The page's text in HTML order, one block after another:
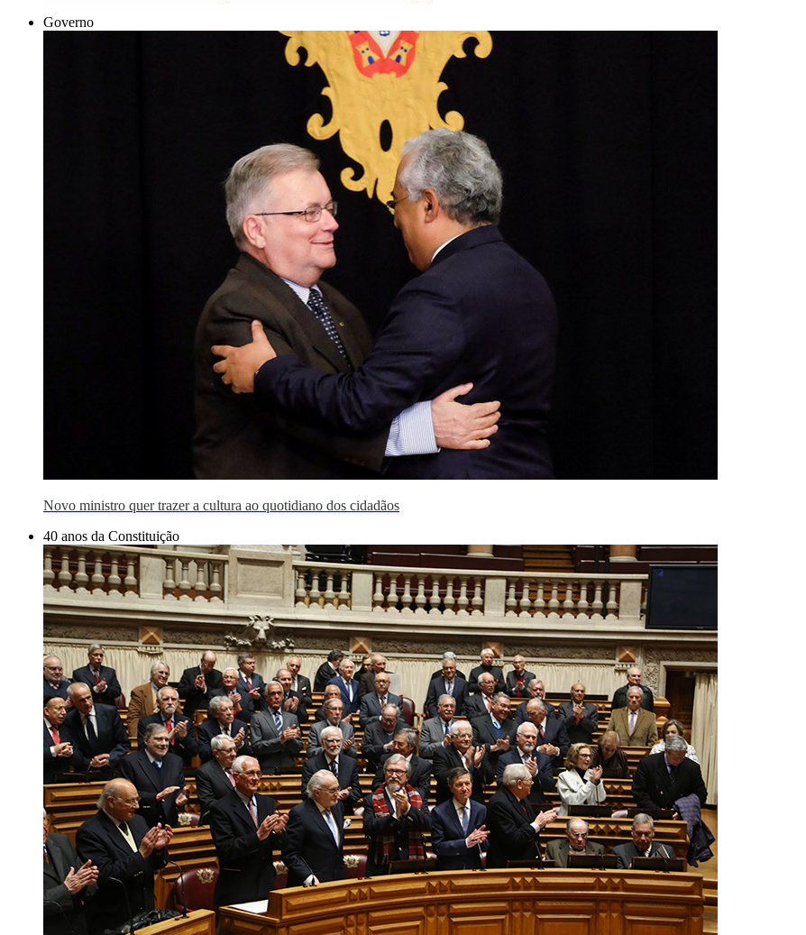
Governo
Novo ministro quer trazer a cultura ao quotidiano dos cidadãos
40 anos da Constituição